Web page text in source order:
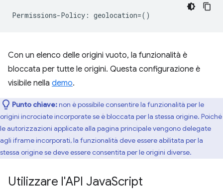
Con un elenco delle origini vuoto, la funzionalità è
bloccata per tutte le origini. Questa configurazione è
visibile nella demo.
Punto chiave:non è possibile consentire la funzionalità per le
origini incrociate incorporate se è bloccata per la stessa origine. Poiché
le autorizzazioni applicate alla pagina principale vengono delegate
agli iframe incorporati, la funzionalità deve essere abilitata per la
stessa origine se deve essere consentita per le origini diverse.
Utilizzare l'API JavaScript